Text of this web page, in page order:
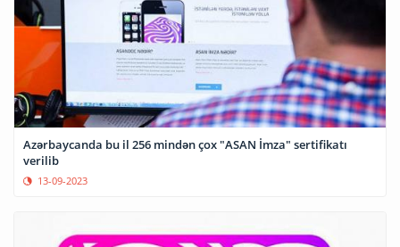
Azərbaycanda bu il 256 mindən çox "ASAN İmza" sertifikatı
verilib
13-09-2023